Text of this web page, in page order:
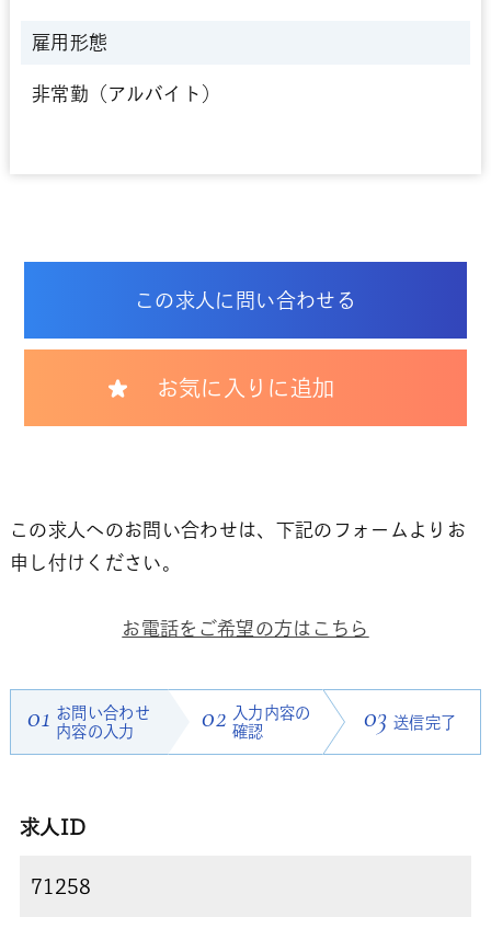
雇用形態
非常勤（アルバイト）
この求人に問い合わせる
お気に入りに追加
この求人へのお問い合わせは、下記のフォームよりお
申し付けください。
お電話をご希望の方はこちら
01 お問い合わせ
内容の入力
02 入力内容の
確認
03 送信完了
求人ID